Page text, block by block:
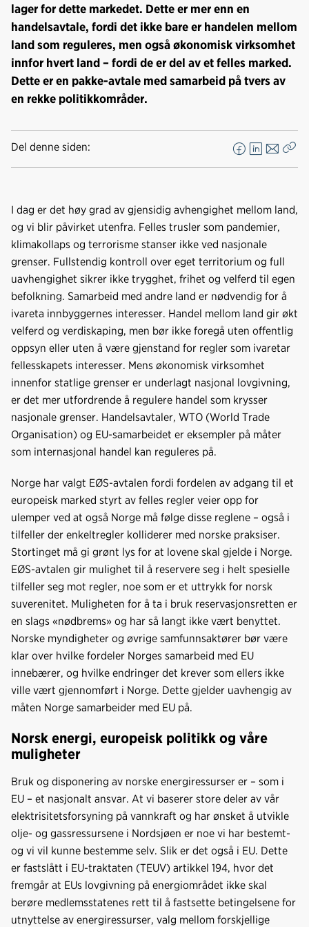
lager for dette markedet. Dette er mer enn en
handelsavtale, fordi det ikke bare er handelen mellom
land som reguleres, men også økonomisk virksomhet
innfor hvert land – fordi de er del av et felles marked.
Dette er en pakke-avtale med samarbeid på tvers av
en rekke politikkområder.
Del denne siden:
F
a
e
b
o
o
k
L
i
k
e
d
E
-
o
s
t
I dag er det høy grad av gjensidig avhengighet mellom land,
og vi blir påvirket utenfra. Felles trusler som pandemier,
klima­kollaps og terrorisme stanser ikke ved nasjonale
grenser. Fullstendig kontroll over eget territorium og full
uavhengighet sikrer ikke trygghet, frihet og velferd til egen
befolkning. Samarbeid med andre land er nødvendig for å
ivareta innbyggernes interesser. Handel mellom land gir økt
velferd og verdi­skaping, men bør ikke foregå uten offentlig
oppsyn eller uten å være gjenstand for regler som ivaretar
fellesskapets interesser. Mens økonomisk virksom­het
innenfor statlige grenser er underlagt nasjonal lovgivning,
er det mer utfordrende å regulere handel som krysser
nasjonale grenser. Handels­avtaler, WTO (World Trade
Organisation) og EU-samarbeidet er eksempler på måter
som internasjonal handel kan reguleres på.
Norge har valgt EØS-avtalen fordi fordelen av adgang til et
europeisk marked styrt av felles regler veier opp for
ulemper ved at også Norge må følge disse reglene – også i
tilfeller der enkeltregler kolliderer med norske praksiser.
Stortinget må gi grønt lys for at lovene skal gjelde i Norge.
EØS-avtalen gir mulighet til å reservere seg i helt spesielle
tilfeller seg mot regler, noe som er et uttrykk for norsk
suverenitet. Muligheten for å ta i bruk reservasjonsretten er
en slags «nødbrems» og har så langt ikke vært be­nyttet.
Norske myndigheter og øvrige samfunnsaktører bør være
klar over hvilke fordeler Norges samarbeid med EU
innebærer, og hvilke endringer det krever som ellers ikke
ville vært gjennomført i Norge. Dette gjelder uavhengig av
måten Norge samarbeider med EU på.
Norsk energi, europeisk politikk og våre
muligheter
Bruk og disponering av norske energiressurser er – som i
EU – et nasjonalt ansvar. At vi baserer store deler av vår
elektrisitetsforsyning på vannkraft og har ønsket å utvikle
olje- og gassressursene i Nordsjøen er noe vi har bestemt-
og vi vil kunne bestemme selv. Slik er det også i EU. Dette
er fastslått i EU-traktaten (TEUV) artikkel 194, hvor det
fremgår at EUs lovgivning på energiområdet ikke skal
berøre medlemsstatenes rett til å fastsette betingelsene for
utnyttelse av energiressurser, valg mellom forskjellige